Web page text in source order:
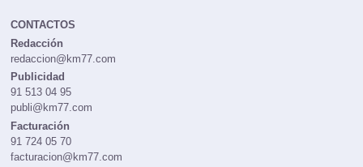
CONTACTOS
Redacción
redaccion@km77.com
Publicidad
91 513 04 95
publi@km77.com
Facturación
91 724 05 70
facturacion@km77.com